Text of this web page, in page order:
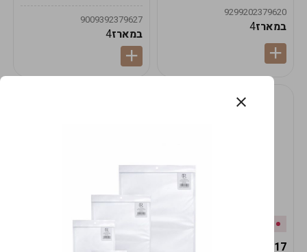
9299202379620
במארז4
9009392379627
במארז4
במלאי